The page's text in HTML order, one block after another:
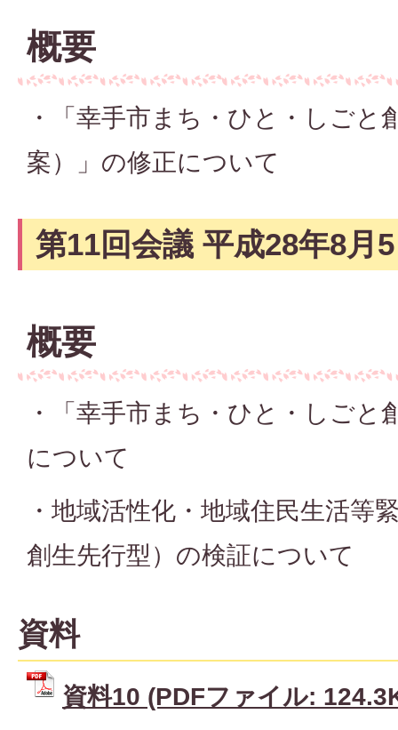
概要
・「幸手市まち・ひと・しごと
案）」の修正について
第11回会議 平成28年8月
概要
・「幸手市まち・ひと・しごと
について
・地域活性化・地域住民生活等
創生先行型）の検証について
資料
資料10 (PDFファイル: